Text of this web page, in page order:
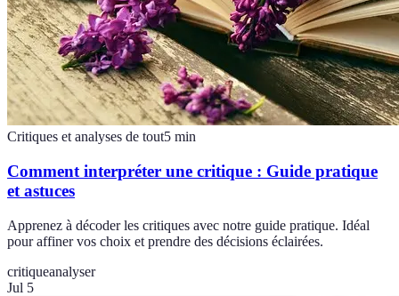
Critiques et analyses de tout5 min
Comment interpréter une critique : Guide pratique
et astuces
Apprenez à décoder les critiques avec notre guide pratique. Idéal
pour affiner vos choix et prendre des décisions éclairées.
critiqueanalyser
Jul 5